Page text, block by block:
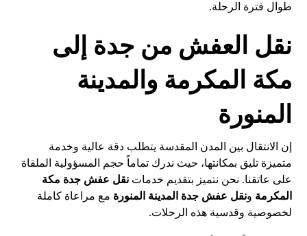
طوال فترة الرحلة.
نقل العفش من جدة إلى
مكة المكرمة والمدينة
المنورة
إن الانتقال بين المدن المقدسة يتطلب دقة عالية وخدمة
متميزة تليق بمكانتها، حيث ندرك تماماً حجم المسؤولية الملقاة
على عاتقنا. نحن نتميز بتقديم خدماتنقل عفش جدة مكة
المكرمة ونقل عفش جدة المدينة المنورة مع مراعاة كاملة
لخصوصية وقدسية هذه الرحلات.